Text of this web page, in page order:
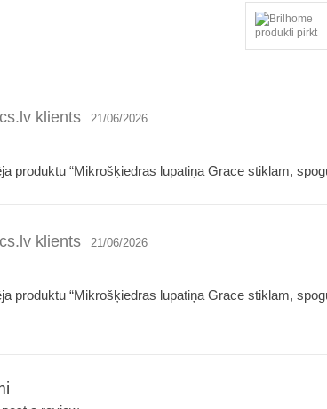
klients 21/06/2026
produktu “Mikrošķiedras lupatiņa Grace stiklam,
klients 21/06/2026
produktu “Mikrošķiedras lupatiņa Grace stiklam,